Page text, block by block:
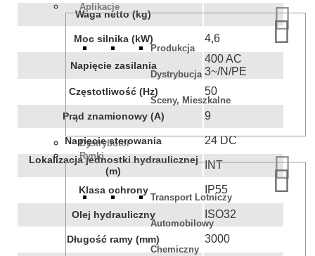
Aplikacje
Produkcja
Dystrybucja
Sceny, Mieszkalne
Dystrybutor
Rynki
Transport Lotniczy
Automobilowy
Chemiczny
Waga netto (kg)
Moc silnika (kW) 4,6
Napięcie zasilania
400 AC
3~/N/PE
Częstotliwość (Hz) 50
Prąd znamionowy (A) 9
Napięcie sterowania 24 DC
Lokalizacja jednostki hydraulicznej
(m)
INT
Klasa ochrony IP55
Olej hydrauliczny ISO32
Długość ramy (mm) 3000